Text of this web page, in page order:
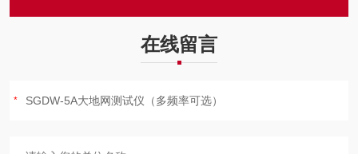
在线留言